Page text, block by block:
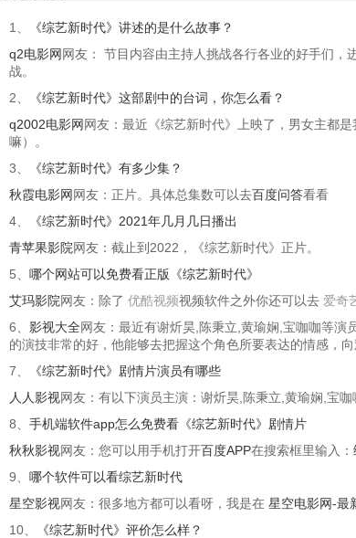
1、
《综艺新时代》讲述的是什么故事？
q2电影网 网友： 节目内容由主持人挑战各行各业的好手们
战。
2、
《综艺新时代》这部剧中的台词，你怎么看？
q2002电影网 网友：最近《综艺新时代》上映了，男女主都
嘛）。
3、
《综艺新时代》有多少集？
秋霞电影网 网友：正片。具体总集数可以去百度问答看看
4、
《综艺新时代》2021年几月几日播出
青苹果影院网友：截止到2022，《综艺新时代》正片。
5、 哪个网站可以免费看正版《综艺新时代》
艾玛影院网友：除了 优酷视频视频软件之外你还可以去 爱奇
6、 影视大全网友：最近有谢炘昊,陈秉立,黄瑜娴,宝咖咖等
的演技非常的好，他能够去把握这个角色所要表达的情感，
7、
《综艺新时代》剧情片演员有哪些
人人影视网友：有以下演员主演：谢炘昊,陈秉立,黄瑜娴,宝咖
8、 手机端软件app怎么免费看《综艺新时代》剧情片
秋秋影视网友：您可以用手机打开百度APP在搜索框里输入：
9、 哪个软件可以看综艺新时代
星空影视网友：很多地方都可以看呀，我是在 星空电影网-最
10、
《综艺新时代》评价怎么样？